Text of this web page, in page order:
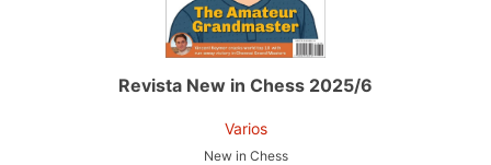
Revista New in Chess 2025/6
Varios
New in Chess